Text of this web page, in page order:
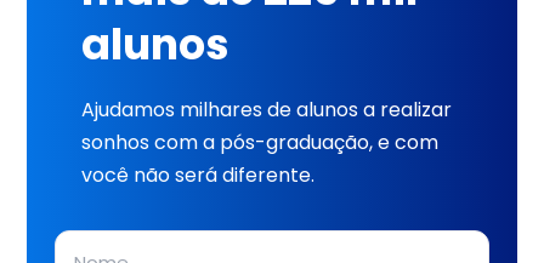
alunos
Ajudamos milhares de alunos a realizar
sonhos com a pós-graduação, e com
você não será diferente.